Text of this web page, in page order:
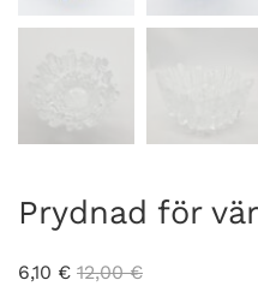
Prydnad för
6,10 € 12,00€